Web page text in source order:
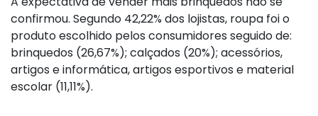
confirmou. Segundo 42,22% dos lojistas, roupa foi o
produto escolhido pelos consumidores seguido de:
brinquedos (26,67%); calçados (20%); acessórios,
artigos e informática, artigos esportivos e material
escolar (11,11%).